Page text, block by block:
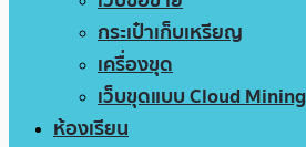
กระเป๋าเก็บเหรียญ
เครื่องขุด
เว็บขุดแบบ Cloud Mining
ห้องเรียน